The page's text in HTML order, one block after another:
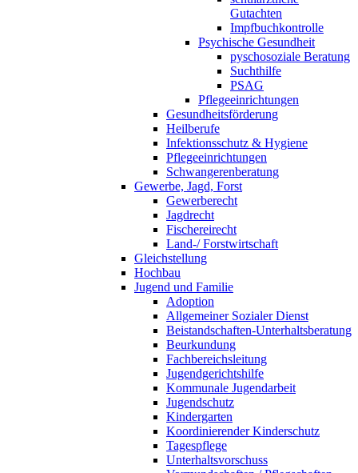
Gutachten
Impfbuchkontrolle
Psychische Gesundheit
pyschosoziale Beratung
Suchthilfe
PSAG
Pflegeeinrichtungen
Gesundheitsförderung
Heilberufe
Infektionsschutz & Hygiene
Pflegeeinrichtungen
Schwangerenberatung
Gewerbe, Jagd, Forst
Gewerberecht
Jagdrecht
Fischereirecht
Land-/ Forstwirtschaft
Gleichstellung
Hochbau
Jugend und Familie
Adoption
Allgemeiner Sozialer Dienst
Beistandschaften-Unterhaltsberatung
Beurkundung
Fachbereichsleitung
Jugendgerichtshilfe
Kommunale Jugendarbeit
Jugendschutz
Kindergarten
Koordinierender Kinderschutz
Tagespflege
Unterhaltsvorschuss